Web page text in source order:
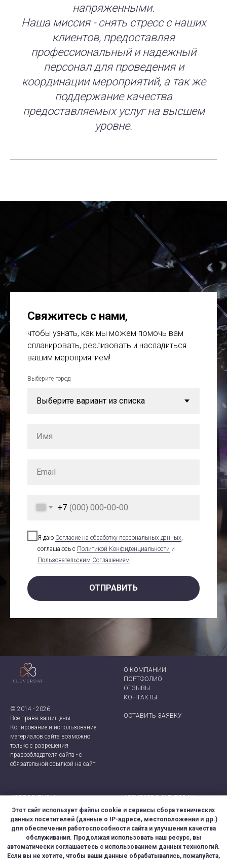
Этот сайт использует файлы cookie и сервисы сбора технических
данных посетителей (данные о IP-адресе, местоположении и др.)
для обеспечения работоспособности сайта и улучшения качества
обслуживания. Продолжая использовать наш ресурс, вы
автоматически соглашаетесь с использованием данных технологий.
Если вы не хотите, чтобы ваши данные обрабатывались, пожалуйста,
напряженными.
Наша миссия - снять стресс с наших
клиентов, предоставляя
профессиональный и надежный
персонал для проведения и
координации мероприятий, а так же
поддержание качества
предоставляемых услуг на высшем
уровне.
Свяжитесь с нами,
чтобы узнать, как мы можем помочь вам
спланировать, реализовать и насладиться
вашим мероприятием!
Выберите город
+7
Я даю Cогласие на обработку персональных данных
соглашаюсь с Политикой Конфиденциальности и
Пользовательским Соглашением
ОТПРАВИТЬ
© 2014 - 2026
Все права защищены.
Копирование и использование
материалов сайта возможно
только с разрешения
правообладателя сайта - с
обязательной ссылкой на сайт.
О КОМПАНИИ
ПОРТФОЛИО
ОТЗЫВЫ
КОНТАКТЫ
ОСТАВИТЬ ЗАЯВКУ
КОРПОРАТИВЫ
ТИМБИЛДИНГИ
ДЕЛОВЫЕ МЕРОПРИЯТИЯ
ДНИ РОЖДЕНИЯ
ДЕТСКИЕ ПРАЗДНИКИ
АГЕНТСТВО CLEVERDAY
+7 (921) 924-66-28
CLEVER-EVENT@MAIL.RU
МОСКВА, САНКТ-ПЕТЕРБУРГ
ПРАВОВАЯ ИНФОРМАЦИЯ